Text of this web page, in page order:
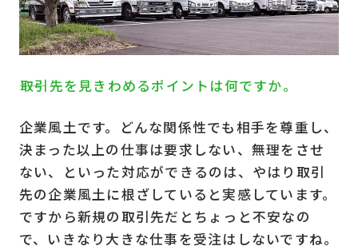
――取引先を見きわめるポイントは何ですか。
企業風土です。どんな関係性でも相手を尊重し、
決まった以上の仕事は要求しない、無理をさせ
ない、といった対応ができるのは、やはり取引
先の企業風土に根ざしていると実感しています。
ですから新規の取引先だとちょっと不安なの
で、いきなり大きな仕事を受注はしないですね。